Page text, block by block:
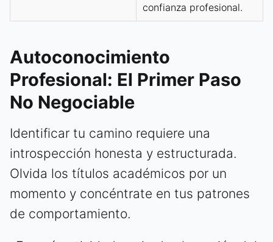
confianza profesional.
Autoconocimiento
Profesional: El Primer Paso
No Negociable
Identificar tu camino requiere una
introspección honesta y estructurada.
Olvida los títulos académicos por un
momento y concéntrate en tus patrones
de comportamiento.